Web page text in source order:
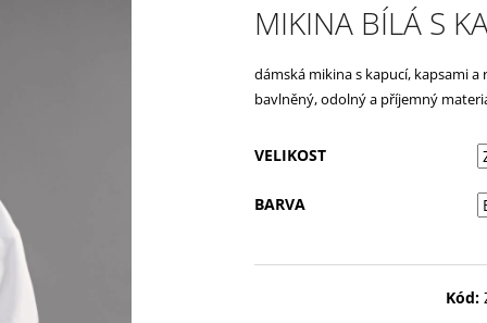
MIKINA BÍLÁ S
dámská mikina s kapucí, kapsami
bavlněný, odolný a příjemný
VELIKOST
BARVA
Kód:
Doporučujeme